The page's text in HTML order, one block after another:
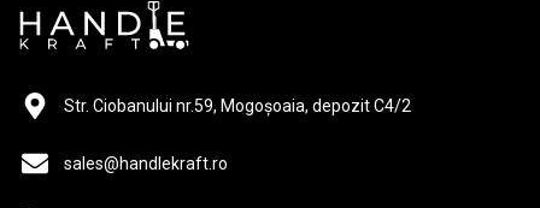
Str. Ciobanului nr.59, Mogoșoaia, depozit C4/2
sales@handlekraft.ro